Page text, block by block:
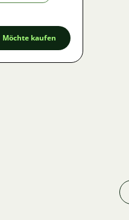
Möchte kaufen